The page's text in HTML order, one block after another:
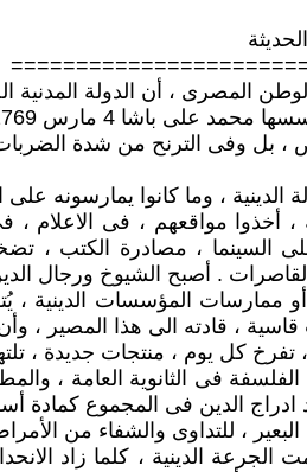
المصرى ، أن الدولة المدنية
باشا 4 مارس 1769 – 2 أغسطس 1849 ،
، بل وفى الترنح من شدة الضربات
الدينية ، وما كانوا يمارسونه
، أخذوا مواقعهم ، فى
السينما ، مصادرة الكتب ،
. أصبح الشيوخ ورجال
ممارسات المؤسسات الدينية ،
، قادته الى هذا المصير ،
تفرخ كل يوم ، منتجات جديدة ،
فى الثانوية العامة ،
ادراج الدين فى المجموع
، للتداوى والشفاء من
الجرعة الدينية ، كلما زاد